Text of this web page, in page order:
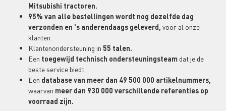
Mitsubishi tractoren.
95% van alle bestellingen wordt nog dezelfde dag
verzonden en 's anderendaags geleverd, voor al onze
klanten.
Klantenondersteuning in 55 talen.
Een toegewijd technisch ondersteuningsteam dat je de
beste service biedt.
Een database van meer dan 49 500 000 artikelnummers,
waarvan meer dan 930 000 verschillende referenties op
voorraad zijn.